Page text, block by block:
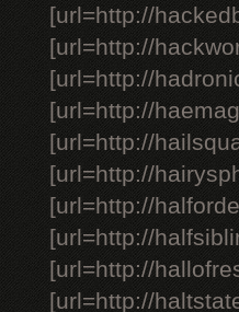
[url=http://
[url=http://
[url=http://
[url=http://
[url=http://
[url=http://
[url=http://
[url=http://
[url=http://
[url=http://